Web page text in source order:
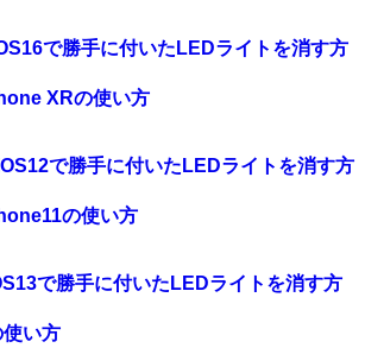
で勝手に付いたLEDライトを消す方
XRの使い方
で勝手に付いたLEDライトを消す方
の使い方
で勝手に付いたLEDライトを消す方
い方